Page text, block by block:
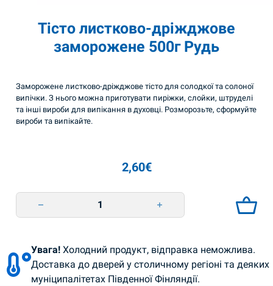
Тісто листково-дріжджове
заморожене 500г Рудь
Заморожене листково-дріжджове тісто для солодкої та солоної
випічки. З нього можна приготувати пиріжки, слойки, штруделі
та інші вироби для випікання в духовці. Розморозьте, сформуйте
вироби та випікайте.
2,60€
Увага! Холодний продукт, відправка неможлива.
Доставка до дверей у столичному регіоні та деяких
муніципалітетах Південної Фінляндії.